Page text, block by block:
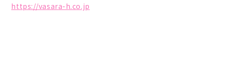
https://vasara-h.co.jp